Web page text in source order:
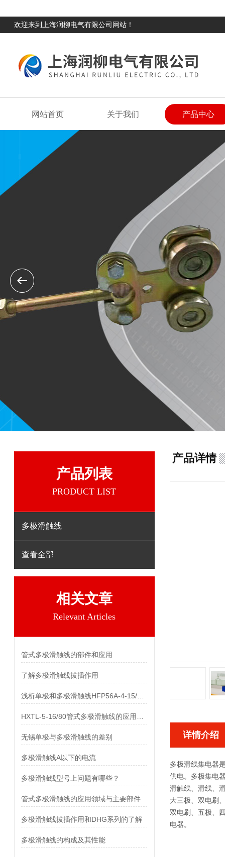
欢迎来到上海润柳电气有限公司网站！
网站首页 关于我们 产品中心
产品列表
PRODUCT LIST
多极滑触线
查看全部
相关文章
Relevant Articles
管式多极滑触线的部件和应用
了解多极滑触线拔插作用
无锡单极与多极滑触线的差别
多极滑触线A以下的电流
多极滑触线型号上问题有哪些？
管式多极滑触线的应用领域与主要部件
多极滑触线拔插作用和DHG系列的了解
多极滑触线的构成及其性能
产品详情
详情介绍
多极滑线集电器
供电。多极集电
滑触线、滑线、
大三极、双电刷
双电刷、五极、
电器。